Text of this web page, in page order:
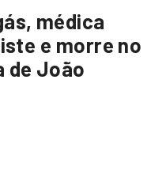
médica
e morre no
de João